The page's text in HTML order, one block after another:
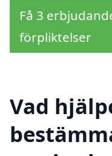
Få 3
förpliktelser
Vad